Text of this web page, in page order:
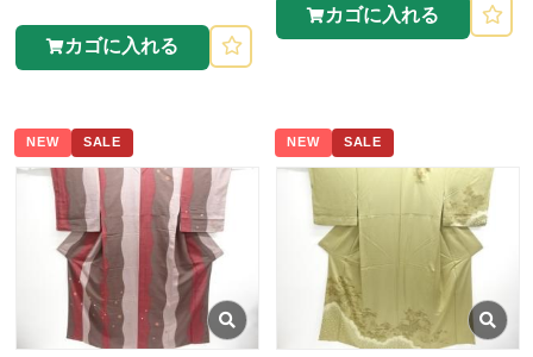
カゴに入れる
カゴに入れる
NEW SALE NEW SALE